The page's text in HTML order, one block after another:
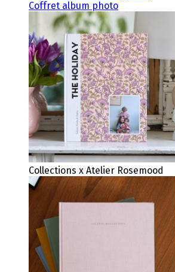
Coffret album photo
Collections x Atelier Rosemood